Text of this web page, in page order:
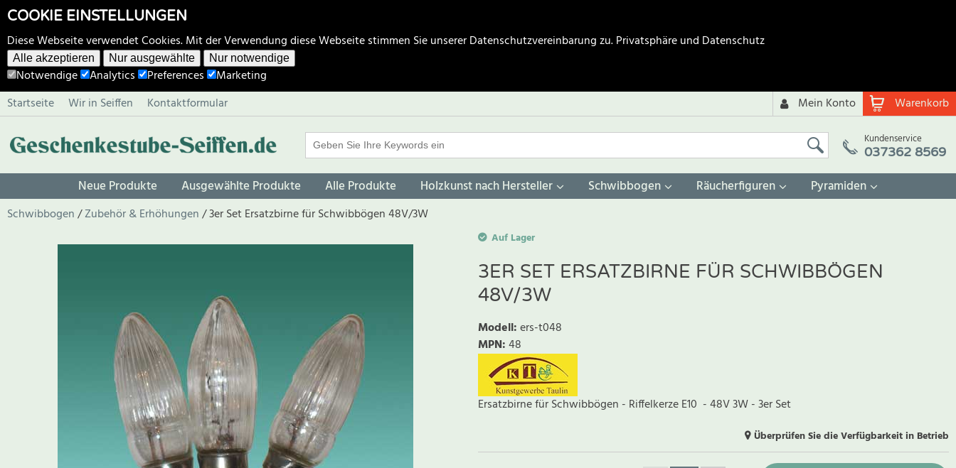
COOKIE EINSTELLUNGEN
Diese Webseite verwendet Cookies. Mit der Verwendung diese Webseite stimmen Sie unserer Datenschutzvereinbarung zu.Privatsphäre und Datenschutz
Alle akzeptieren Nur ausgewählte Nur notwendige
Notwendige Analytics Preferences
Marketing
Startseite
Wir in Seiffen Kontaktformular Warenkorb
Mein Konto
Kundenservice
037362 8569
Neue Produkte Ausgewählte Produkte Alle Produkte Holzkunst nach Hersteller Schwibbogen Räucherfiguren Pyramiden
Schwibbogen Zubehör & Erhöhungen 3er Set Ersatzbirne für Schwibbögen 48V/3W
Auf Lager
3ER SET ERSATZBIRNE FÜR SCHWIBBÖGEN
48V/3W
Modell:ers-t048
MPN:48
Ersatzbirne für Schwibbögen - Riffelkerze E10 - 48V 3W - 3er Set
Überprüfen Sie die Verfügbarkeit in Betrieb